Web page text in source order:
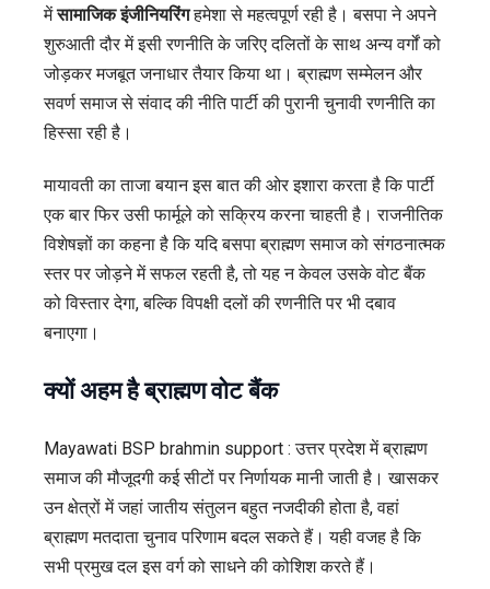
मेंसामाजिक इंजीनियरिंगहमेशा से महत्वपूर्ण रही है। बसपा ने अपने
शुरुआती दौर में इसी रणनीति के जरिए दलितों के साथ अन्य वर्गों को
जोड़कर मजबूत जनाधार तैयार किया था। ब्राह्मण सम्मेलन और
सवर्ण समाज से संवाद की नीति पार्टी की पुरानी चुनावी रणनीति का
हिस्सा रही है।
मायावती का ताजा बयान इस बात की ओर इशारा करता है कि पार्टी
एक बार फिर उसी फार्मूले को सक्रिय करना चाहती है। राजनीतिक
विशेषज्ञों का कहना है कि यदि बसपा ब्राह्मण समाज को संगठनात्मक
स्तर पर जोड़ने में सफल रहती है, तो यह न केवल उसके वोट बैंक
को विस्तार देगा, बल्कि विपक्षी दलों की रणनीति पर भी दबाव
बनाएगा।
क्यों अहम है ब्राह्मण वोट बैंक
Mayawati BSP brahmin support : उत्तर प्रदेश में ब्राह्मण
समाज की मौजूदगी कई सीटों पर निर्णायक मानी जाती है। खासकर
उन क्षेत्रों में जहां जातीय संतुलन बहुत नजदीकी होता है, वहां
ब्राह्मण मतदाता चुनाव परिणाम बदल सकते हैं। यही वजह है कि
सभी प्रमुख दल इस वर्ग को साधने की कोशिश करते हैं।